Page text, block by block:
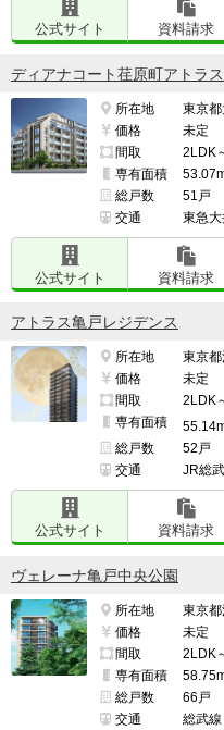
公式サイト 資料請求
ディアナコート荏原町アトラス
所在地
東京
価格
未定
間取
2LDK
専有面積
総戸数
51戸
交通
東急
公式サイト 資料請求
アトラス亀戸レジデンス
所在地
東京
価格
未定
間取
2LDK
専有面積
総戸数
52戸
交通
JR総
公式サイト 資料請求
ヴェレーナ亀戸中央公園
所在地
東京
価格
未定
間取
2LDK
専有面積
総戸数
66戸
交通
総武